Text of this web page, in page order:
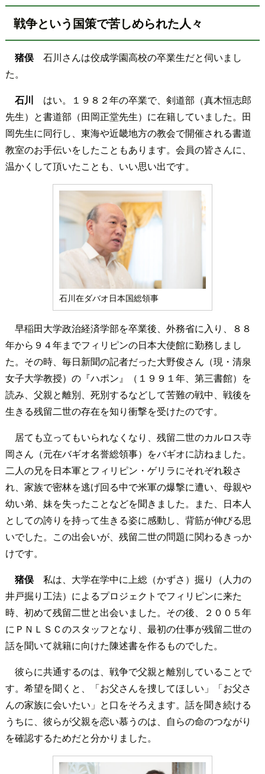
戦争という国策で苦しめられた人々
猪俣石川さんは佼成学園高校の卒業生だと伺いまし
た。
石川 はい。１９８２年の卒業で、剣道部（真木恒志郎
先生）と書道部（田岡正堂先生）に在籍していました。田
岡先生に同行し、東海や近畿地方の教会で開催される書道
教室のお手伝いをしたこともあります。会員の皆さんに、
温かくして頂いたことも、いい思い出です。
石川在ダバオ日本国総領事
早稲田大学政治経済学部を卒業後、外務省に入り、８８
年から９４年までフィリピンの日本大使館に勤務しまし
た。その時、毎日新聞の記者だった大野俊さん（現・清泉
女子大学教授）の『ハポン』（１９９１年、第三書館）を
読み、父親と離別、死別するなどして苦難の戦中、戦後を
生きる残留二世の存在を知り衝撃を受けたのです。
居ても立ってもいられなくなり、残留二世のカルロス寺
岡さん（元在バギオ名誉総領事）をバギオに訪ねました。
二人の兄を日本軍とフィリピン・ゲリラにそれぞれ殺さ
れ、家族で密林を逃げ回る中で米軍の爆撃に遭い、母親や
幼い弟、妹を失ったことなどを聞きました。また、日本人
としての誇りを持って生きる姿に感動し、背筋が伸びる思
いでした。この出会いが、残留二世の問題に関わるきっか
けです。
猪俣私は、大学在学中に上総（かずさ）掘り（人力の
井戸掘り工法）によるプロジェクトでフィリピンに来た
時、初めて残留二世と出会いました。その後、２００５年
にＰＮＬＳＣのスタッフとなり、最初の仕事が残留二世の
話を聞いて就籍に向けた陳述書を作るものでした。
彼らに共通するのは、戦争で父親と離別していることで
す。希望を聞くと、「お父さんを捜してほしい」「お父さ
んの家族に会いたい」と口をそろえます。話を聞き続ける
うちに、彼らが父親を恋い慕うのは、自らの命のつながり
を確認するためだと分かりました。